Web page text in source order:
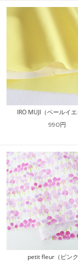
IRO MUJI（ペールイエ
990円
petit fleur（ピンク